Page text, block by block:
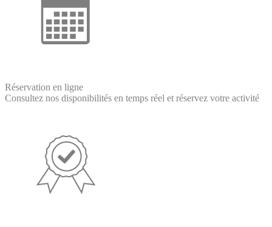
Réservation en ligne
Consultez nos disponibilités en temps réel et réservez votre activité